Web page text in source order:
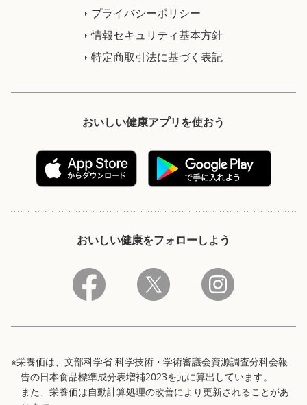
プライバシーポリシー
情報セキュリティ基本方針
特定商取引法に基づく表記
おいしい健康アプリを使おう
おいしい健康をフォローしよう
※栄養価は、文部科学省 科学技術・学術審議会資源調査分科会報
告の日本食品標準成分表増補2023を元に算出しています。
また、栄養価は自動計算処理の改善により更新されることがあ